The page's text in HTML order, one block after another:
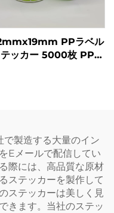
PPラベル
ッカー 5000枚 PP光
製造する大量のイン
Eメールで配信してい
際には、高品質な原材
ステッカーを製作して
ステッカーは美しく見
きます。当社のステッ